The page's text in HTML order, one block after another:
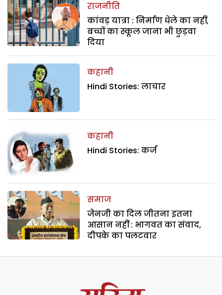
राजनीति
कांवड़ यात्रा : निर्माण धेले का नहीं,
बच्चों का स्कूल जाना भी छुड़वा
दिया
कहानी
Hindi Stories: लाचार
कहानी
Hindi Stories: कर्ज
समाज
जेनजी का दिल जीतना इतना
आसान नहीं : भागवत का संवाद,
दीपके का पलटवार